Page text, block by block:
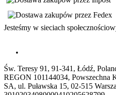
Jesteśmy w sieciach
Św. Teresy 91, 91-341, Łódź,
REGON 101144034, Powszechna
SA, ul. Puławska 15, 02-515